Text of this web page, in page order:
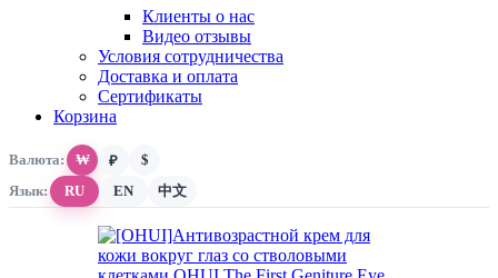
Клиенты о нас
Видео отзывы
Условия сотрудничества
Доставка и оплата
Сертификаты
Корзина
Валюта: ₩ ₽
$
Язык:
RU EN 中文